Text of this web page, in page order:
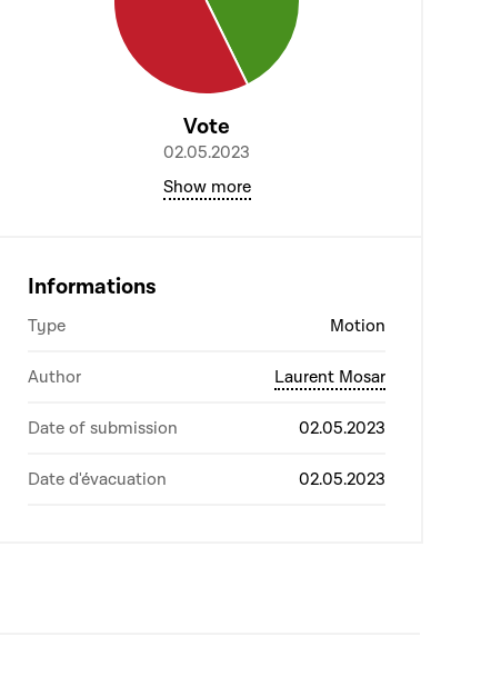
Vote
02.05.2023
Show more
Informations
Type Motion
Author Laurent Mosar
Date of submission 02.05.2023
Date d'évacuation 02.05.2023